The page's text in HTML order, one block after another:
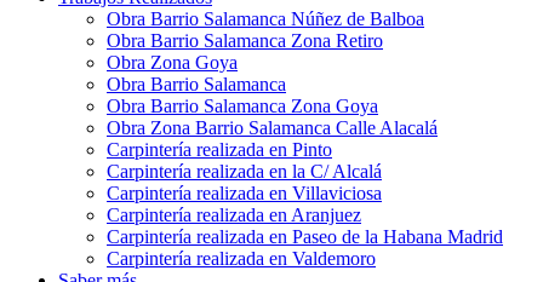
Obra Barrio Salamanca Núñez de Balboa
Obra Barrio Salamanca Zona Retiro
Obra Zona Goya
Obra Barrio Salamanca
Obra Barrio Salamanca Zona Goya
Obra Zona Barrio Salamanca Calle Alacalá
Carpintería realizada en Pinto
Carpintería realizada en la C/ Alcalá
Carpintería realizada en Villaviciosa
Carpintería realizada en Aranjuez
Carpintería realizada en Paseo de la Habana Madrid
Carpintería realizada en Valdemoro